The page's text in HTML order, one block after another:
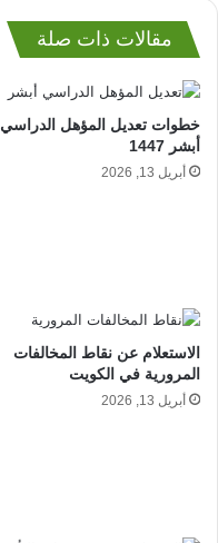
مقالات ذات صلة
خطوات تعديل المؤهل الدراسي
أبشر 1447
أبريل 13, 2026
الاستعلام عن نقاط المخالفات
المرورية في الكويت
أبريل 13, 2026